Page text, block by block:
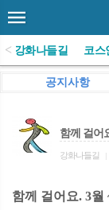
<)강화나들길 코스
공지사항
함께 걸어
강화나들길
함께 걸어요. 3월